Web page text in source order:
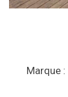
Marque :